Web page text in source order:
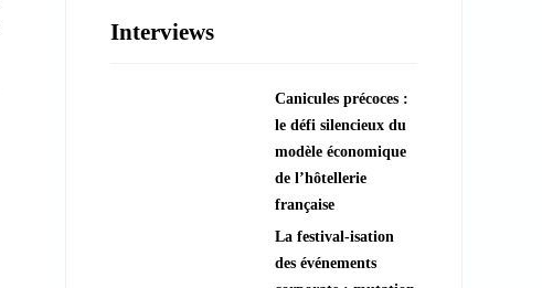
???? Explorer les animations
Interviews
Canicules précoces :
le défi silencieux du
modèle économique
de l’hôtellerie
française
La festival-isation
des événements